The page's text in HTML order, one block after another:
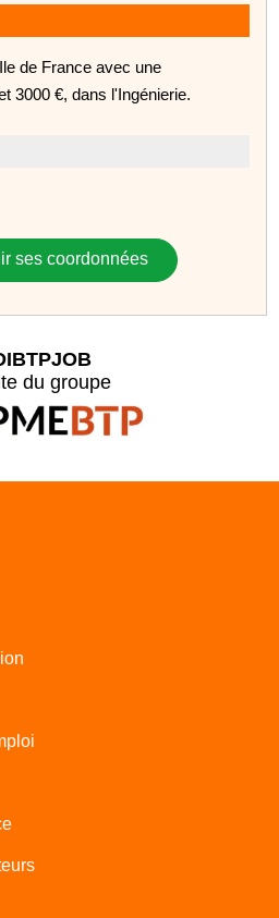
de France avec une
3000 €, dans l'Ingénierie.
ses coordonnées
du groupe